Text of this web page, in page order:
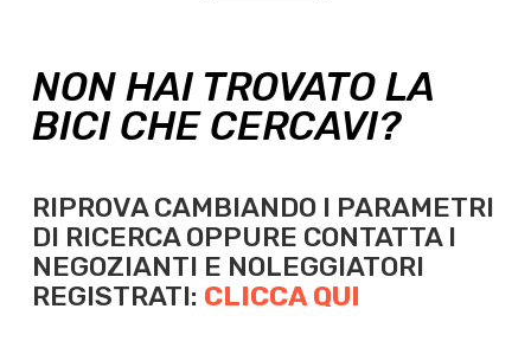
NON HAI TROVATO LA
BICI CHE CERCAVI?
RIPROVA CAMBIANDO I PARAMETRI
DI RICERCA OPPURE CONTATTA I
NEGOZIANTI E NOLEGGIATORI
REGISTRATI: CLICCA QUI